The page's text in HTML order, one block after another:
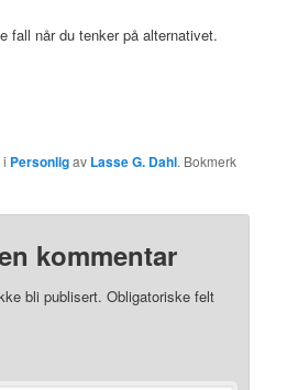
fall når du tenker på alternativet.
i Personligav Lasse G. Dahl. Bokmerk
kommentar
bli publisert. Obligatoriske felt